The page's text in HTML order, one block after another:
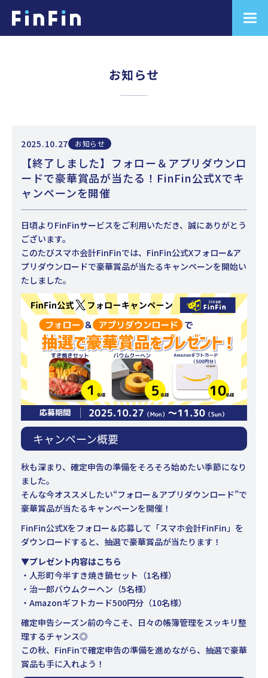
お知らせ
2025.10.27 お知らせ
【終了しました】フォロー＆アプリダウンロ
ードで豪華賞品が当たる！FinFin公式Xでキ
ャンペーンを開催
日頃よりFinFinサービスをご利用いただき、誠にありがとう
ございます。
このたびスマホ会計FinFinでは、FinFin公式Xフォロー&ア
プリダウンロードで豪華賞品が当たるキャンペーンを開始い
たしました。
キャンペーン概要
秋も深まり、確定申告の準備をそろそろ始めたい季節になり
ました。
そんな今オススメしたい“フォロー＆アプリダウンロード”で
豪華賞品が当たるキャンペーンを開催！
FinFin公式Xをフォロー＆応募して「スマホ会計FinFin」を
ダウンロードすると、抽選で豪華賞品が当たります！
▼プレゼント内容はこちら
・人形町今半すき焼き鍋セット（1名様）
・治一郎バウムクーヘン（5名様）
・Amazonギフトカード500円分（10名様）
確定申告シーズン前の今こそ、日々の帳簿管理をスッキリ整
理するチャンス◎
この秋、FinFinで確定申告の準備を進めながら、抽選で豪華
賞品も手に入れよう！